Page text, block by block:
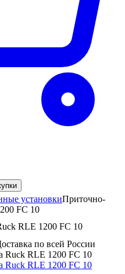
установкиПриточно-
FC 10
RLE 1200 FC 10
по всей России